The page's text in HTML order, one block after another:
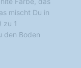
mischt Du in
zu 1
den Boden